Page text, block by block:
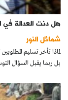
هل دنت العدالة في
شمائل النور
لماذا تأخر تسليم
بل ربما يقبل السؤال